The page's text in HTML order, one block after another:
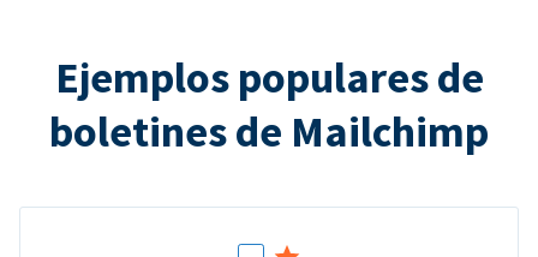
Ejemplos populares de
boletines de Mailchimp